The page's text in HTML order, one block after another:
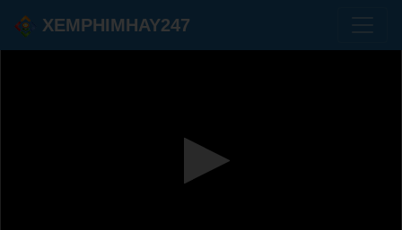
XEMPHIMHAY247